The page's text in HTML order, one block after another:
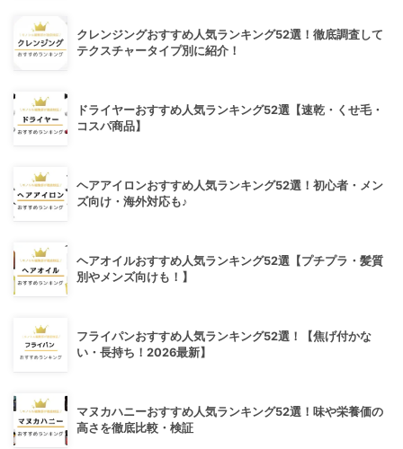
クレンジングおすすめ人気ランキング52選！徹底調査して
テクスチャータイプ別に紹介！
ドライヤーおすすめ人気ランキング52選【速乾・くせ毛・
コスパ商品】
ヘアアイロンおすすめ人気ランキング52選！初心者・メン
ズ向け・海外対応も♪
ヘアオイルおすすめ人気ランキング52選【プチプラ・髪質
別やメンズ向けも！】
フライパンおすすめ人気ランキング52選！【焦げ付かな
い・長持ち！2026最新】
マヌカハニーおすすめ人気ランキング52選！味や栄養価の
高さを徹底比較・検証